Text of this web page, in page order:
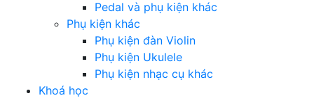
Pedal và phụ kiện khác
Phụ kiện khác
Phụ kiện đàn Violin
Phụ kiện Ukulele
Phụ kiện nhạc cụ khác
Khoá học